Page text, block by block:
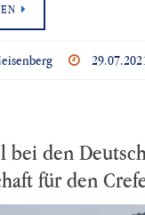
bei den
für den